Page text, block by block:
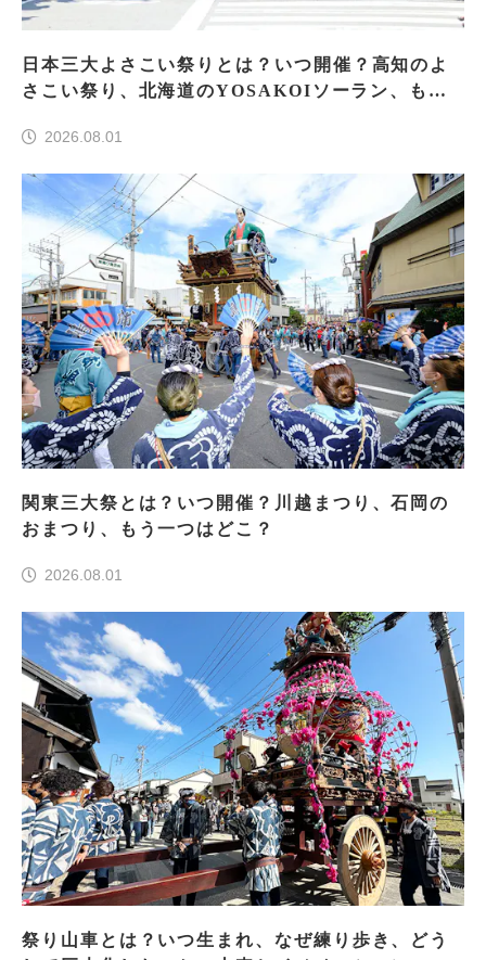
日本三大よさこい祭りとは？いつ開催？高知のよ
さこい祭り、北海道のYOSAKOIソーラン、もう
2026.08.01
関東三大祭とは？いつ開催？川越まつり、石岡の
おまつり、もう一つはどこ？
2026.08.01
祭り山車とは？いつ生まれ、なぜ練り歩き、どう